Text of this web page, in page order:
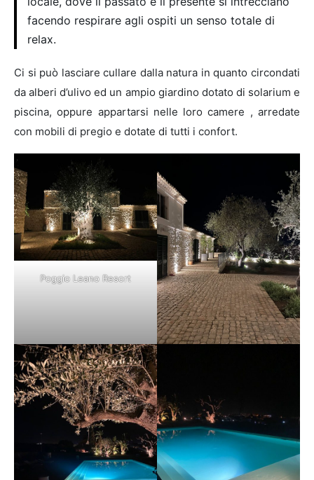
facendo respirare agli ospiti un senso totale di
relax.
Ci si può lasciare cullare dalla natura in quanto circondati
da alberi d’ulivo ed un ampio giardino dotato di solarium e
piscina, oppure appartarsi nelle loro camere , arredate
con mobili di pregio e dotate di tutti i confort.
Poggio Leano Resort